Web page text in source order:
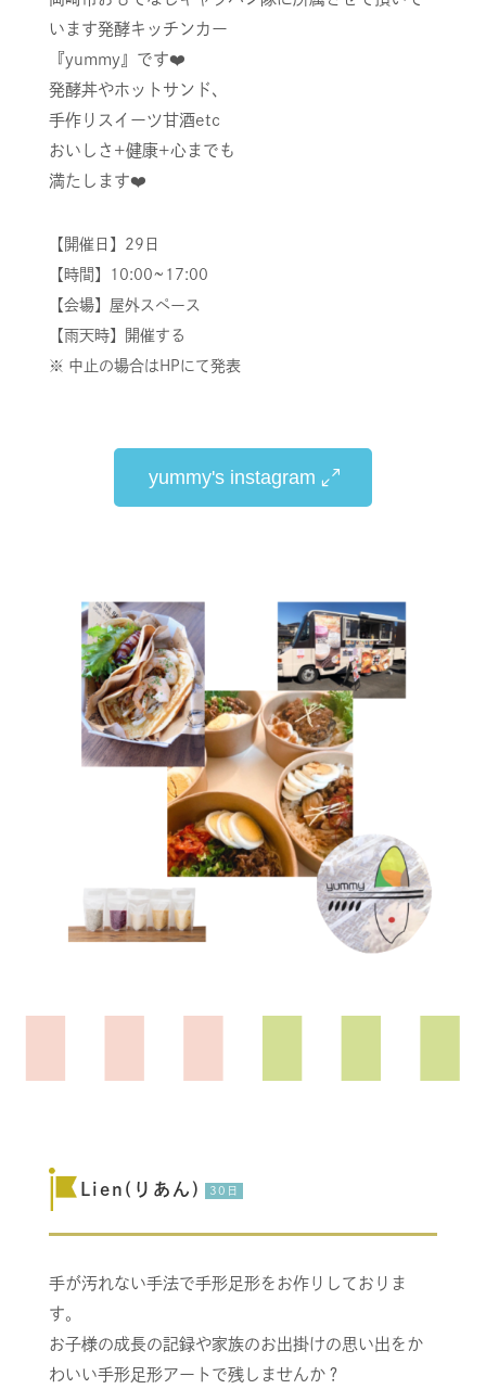
います発酵キッチンカー
『yummy』です❤️
発酵丼やホットサンド、
手作りスイーツ甘酒etc
おいしさ+健康+心までも
満たします❤️
【開催日】29 日
【時間】10:00~17:00
【会場】屋外スペース
【雨天時】開催する
※ 中止の場合はHPにて発表
yummy's instagram
Lien(りあん) 30日
手が汚れない手法で手形足形をお作りしておりま
す。
お子様の成長の記録や家族のお出掛けの思い出をか
わいい手形足形アートで残しませんか？